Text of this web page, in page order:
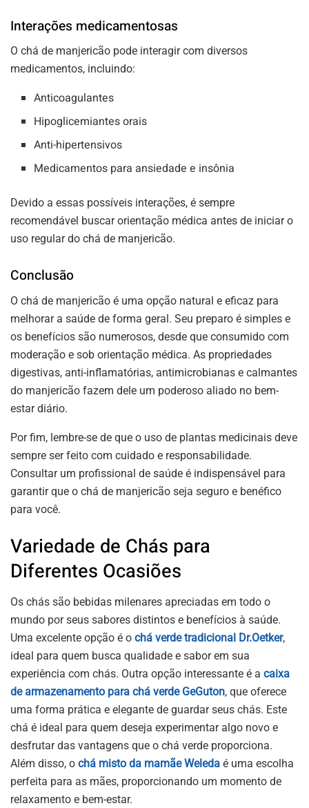
Interações medicamentosas
O chá de manjericão pode interagir com diversos
medicamentos, incluindo:
Anticoagulantes
Hipoglicemiantes orais
Anti-hipertensivos
Medicamentos para ansiedade e insônia
Devido a essas possíveis interações, é sempre
recomendável buscar orientação médica antes de iniciar o
uso regular do chá de manjericão.
Conclusão
O chá de manjericão é uma opção natural e eficaz para
melhorar a saúde de forma geral. Seu preparo é simples e
os benefícios são numerosos, desde que consumido com
moderação e sob orientação médica. As propriedades
digestivas, anti-inflamatórias, antimicrobianas e calmantes
do manjericão fazem dele um poderoso aliado no bem-
estar diário.
Por fim, lembre-se de que o uso de plantas medicinais deve
sempre ser feito com cuidado e responsabilidade.
Consultar um profissional de saúde é indispensável para
garantir que o chá de manjericão seja seguro e benéfico
para você.
Variedade de Chás para
Diferentes Ocasiões
Os chás são bebidas milenares apreciadas em todo o
mundo por seus sabores distintos e benefícios à saúde.
Uma excelente opção é o chá verde tradicional Dr.Oetker,
ideal para quem busca qualidade e sabor em sua
experiência com chás. Outra opção interessante é a caixa
de armazenamento para chá verde GeGuton, que oferece
uma forma prática e elegante de guardar seus chás. Este
chá é ideal para quem deseja experimentar algo novo e
desfrutar das vantagens que o chá verde proporciona.
Além disso, o chá misto da mamãe Weleda é uma escolha
perfeita para as mães, proporcionando um momento de
relaxamento e bem-estar.